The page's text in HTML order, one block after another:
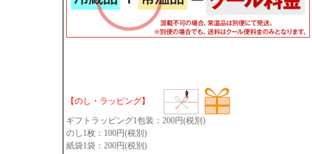
【のし・ラッピング】
ギフトラッピング1包装：200円(税別)
のし1枚：100円(税別)
紙袋1袋：200円(税別)